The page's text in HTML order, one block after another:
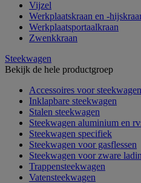
Vijzel
Werkplaatskraan en -
Werkplaatsportaalkraan
Zwenkkraan
Steekwagen
Bekijk de hele productgroep
Accessoires voor steekwagen
Inklapbare steekwagen
Stalen steekwagen
Steekwagen aluminium en
Steekwagen specifiek
Steekwagen voor gasflessen
Steekwagen voor zware
Trappensteekwagen
Vatensteekwagen